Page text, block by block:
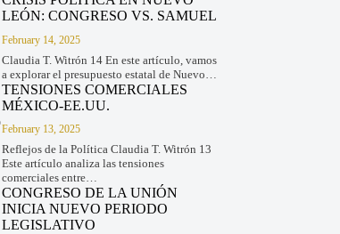
LEÓN: CONGRESO VS. SAMUEL
February 14, 2025
Claudia T. Witrón 14 En este artículo, vamos
a explorar el presupuesto estatal de Nuevo…
TENSIONES COMERCIALES
MÉXICO-EE.UU.
February 13, 2025
Reflejos de la Política Claudia T. Witrón 13
Este artículo analiza las tensiones
comerciales entre…
CONGRESO DE LA UNIÓN
INICIA NUEVO PERIODO
LEGISLATIVO